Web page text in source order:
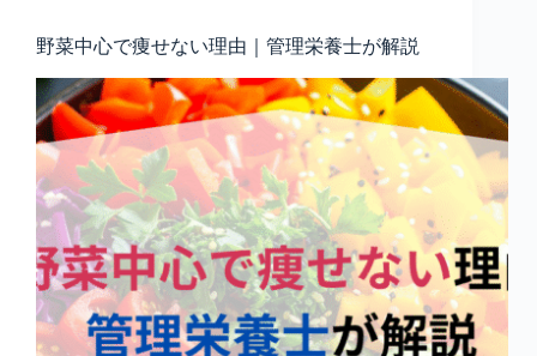
野菜中心で痩せない理由｜管理栄養士が解説